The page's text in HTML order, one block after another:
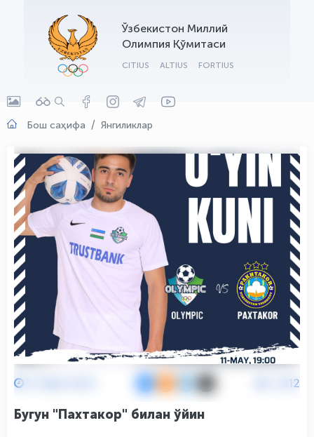
Ўзбекистон Миллий
Олимпия Қўмитаси
CITIUS ALTIUS FORTIUS
Бош саҳифа Янгиликлар
2312
Бугун "Пахтакор" билан ўйин
OLYMPCHIK AI - yordamchi
Онлайн · olympic.uz